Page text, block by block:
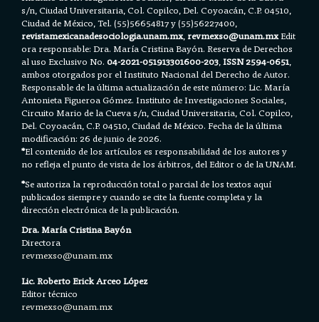
s/n, Ciudad Universitaria, Col. Copilco, Del. Coyoacán, C.P. 04510,
Ciudad de México, Tel. (55)56654817 y (55)56227400,
revistamexicanadesociologia.unam.mx,revmexso@unam.mxEdit
ora responsable: Dra. María Cristina Bayón. Reserva de Derechos
al uso Exclusivo No.04-2021-051913301600-203,ISSN 2594-0651,
ambos otorgados por el Instituto Nacional del Derecho de Autor.
Responsable de la última actualización de este número: Lic. María
Antonieta Figueroa Gómez. Instituto de Investigaciones Sociales,
Circuito Mario de la Cueva s/n, Ciudad Universitaria, Col. Copilco,
Del. Coyoacán, C.P. 04510, Ciudad de México. Fecha de la última
modificación: 26 de junio de 2026.
*El contenido de los artículos es responsabilidad de los autores y
no refleja el punto de vista de los árbitros, del Editor o de la UNAM.
*Se autoriza la reproducción total o parcial de los textos aquí
publicados siempre y cuando se cite la fuente completa y la
dirección electrónica de la publicación.
Dra. María Cristina Bayón
Directora
revmexso@unam.mx
Lic. Roberto Erick Arceo López
Editor técnico
revmexso@unam.mx